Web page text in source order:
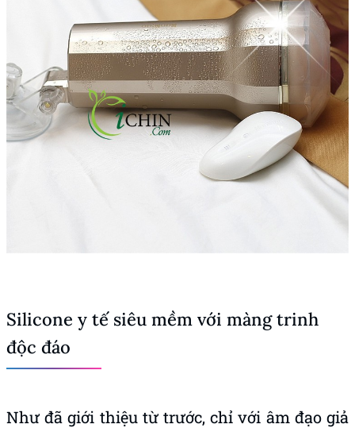
Silicone y tế siêu mềm với màng trinh
độc đáo
Như đã giới thiệu từ trước, chỉ với âm đạo giả